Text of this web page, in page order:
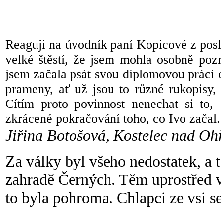
Reaguji na úvodník paní Kopicové z
velké štěstí, že jsem mohla osobně
jsem začala psát svou diplomovou
prameny, ať už jsou to různé
Cítím proto povinnost nenechat si
zkrácené pokračování toho, co Ivo zač
Jiřina Botošová, Kostelec nad
Za války byl všeho nedostatek,
zahradě Černých. Těm
to byla pohroma. Chlapci ze vsi